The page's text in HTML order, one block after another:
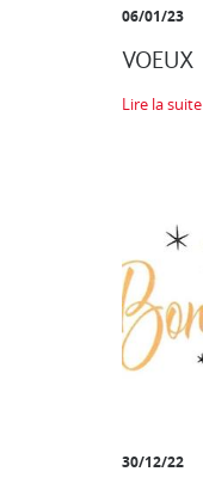
06/01/23
VOEUX
Lire la suite
30/12/22